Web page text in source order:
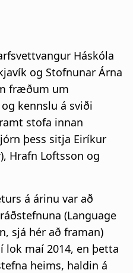
Háskóla
og Stofnunar Árna
fræðum um
kennslu á sviði
stofa innan
þess sitja Eiríkur
Hrafn Loftsson og
á árinu var að
(Language
sjá hér að framan)
lok maí 2014, en þetta
heims, haldin á